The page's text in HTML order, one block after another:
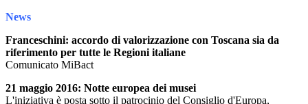
News
Franceschini: accordo di valorizzazione con Toscana sia da
riferimento per tutte le Regioni italiane
Comunicato MiBact
21 maggio 2016: Notte europea dei musei
L'iniziativa è posta sotto il patrocinio del Consiglio d'Europa,